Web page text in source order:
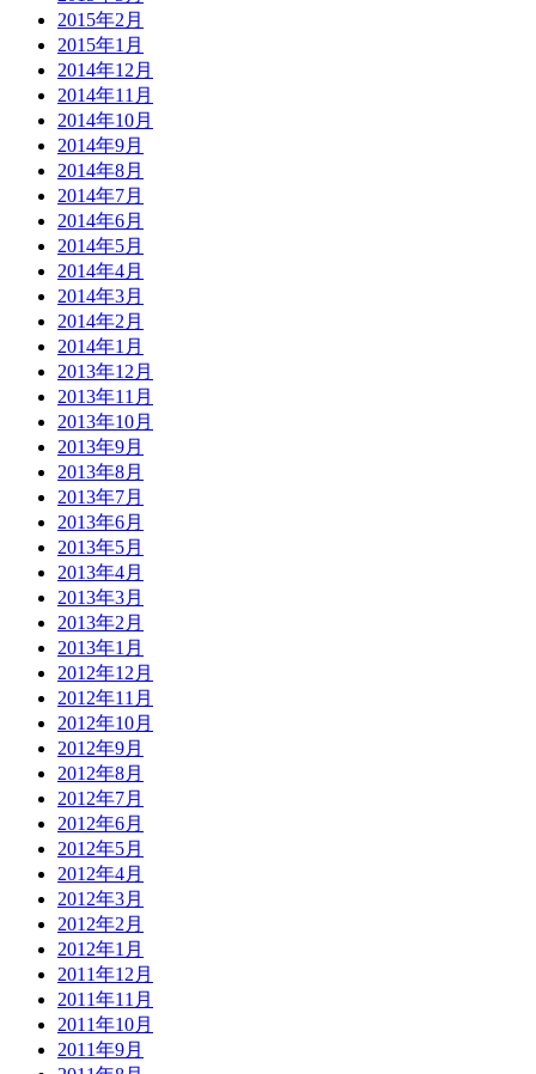
2015年2月
2015年1月
2014年12月
2014年11月
2014年10月
2014年9月
2014年8月
2014年7月
2014年6月
2014年5月
2014年4月
2014年3月
2014年2月
2014年1月
2013年12月
2013年11月
2013年10月
2013年9月
2013年8月
2013年7月
2013年6月
2013年5月
2013年4月
2013年3月
2013年2月
2013年1月
2012年12月
2012年11月
2012年10月
2012年9月
2012年8月
2012年7月
2012年6月
2012年5月
2012年4月
2012年3月
2012年2月
2012年1月
2011年12月
2011年11月
2011年10月
2011年9月